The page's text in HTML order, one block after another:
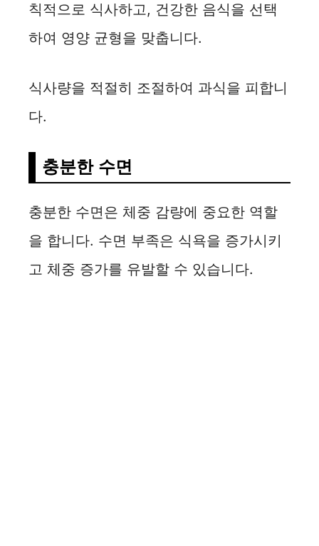
칙적으로 식사하고, 건강한 음식을 선택
하여 영양 균형을 맞춥니다.
식사량을 적절히 조절하여 과식을 피합니
다.
충분한 수면
충분한 수면은 체중 감량에 중요한 역할
을 합니다. 수면 부족은 식욕을 증가시키
고 체중 증가를 유발할 수 있습니다.